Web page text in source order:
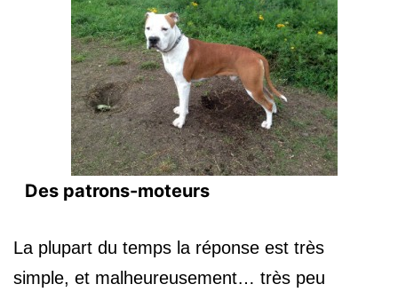
Des patrons-moteurs
La plupart du temps la réponse est très
simple, et malheureusement… très peu